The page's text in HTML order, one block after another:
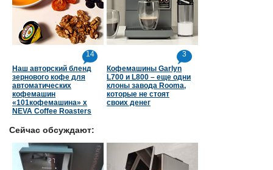
14
Наш авторский бленд
зернового кофе для
автоматических
кофемашин
«101кофемашина» х
NEVA Coffee Roasters
3
Кофемашины Garlyn
L700 и L800 – еще одни
клоны завода Rooma,
которые не стоят
своих денег
Сейчас обсуждают: